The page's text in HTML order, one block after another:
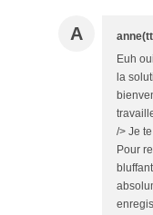
A
Euh
la
/> Je
Pour